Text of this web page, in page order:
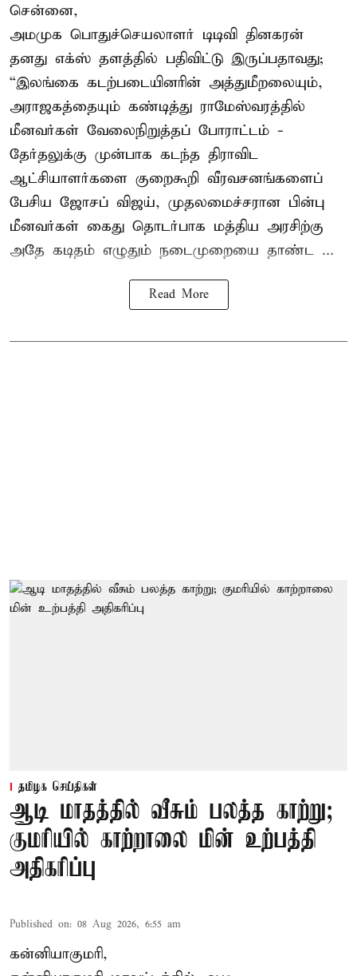
சென்னை,
அமமுக பொதுச்செயலாளர் டிடிவி தினகரன்
தனது எக்ஸ் தளத்தில் பதிவிட்டு இருப்பதாவது;
“இலங்கை கடற்படையினரின் அத்துமீறலையும்,
அராஜகத்தையும் கண்டித்து ராமேஸ்வரத்தில்
மீனவர்கள் வேலைநிறுத்தப் போராட்டம் -
தேர்தலுக்கு முன்பாக கடந்த திராவிட
ஆட்சியாளர்களை குறைகூறி வீரவசனங்களைப்
பேசிய ஜோசப் விஜய், முதலமைச்சரான பின்பு
மீனவர்கள் கைது தொடர்பாக மத்திய அரசிற்கு
அதே கடிதம் எழுதும் நடைமுறையை தாண்ட ...
Read More
தமிழக செய்திகள்
ஆடி மாதத்தில் வீசும் பலத்த காற்று;
குமரியில் காற்றாலை மின் உற்பத்தி
அதிகரிப்பு
Published on: 08 Aug 2026, 6:55 am
கன்னியாகுமரி,